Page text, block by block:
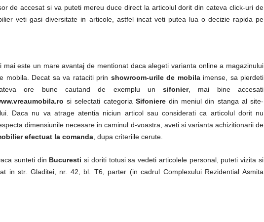
de accesat si va puteti mereu duce direct la articolul dorit din cateva click-uri de
veti gasi diversitate in articole, astfel incat veti putea lua o decizie rapida pe
mai este un mare avantaj de mentionat daca alegeti varianta online a magazinului
mobila. Decat sa va rataciti prin showroom-urile de mobilaimense, sa pierdeti
ore bune cautand de exemplu unsifonier, mai bine accesati
si selectati categoria Sifonieredin meniul din stanga al site-
Daca nu va atrage atentia niciun articol sau considerati ca articolul dorit nu
dimensiunile necesare in caminul d-voastra, aveti si varianta achizitionarii de
efectuat la comanda , dupa criteriile cerute.
sunteti din Bucuresti si doriti totusi sa vedeti articolele personal, puteti vizita si
in str. Gladitei, nr. 42, bl. T6, parter (in cadrul Complexului Rezidential Asmita